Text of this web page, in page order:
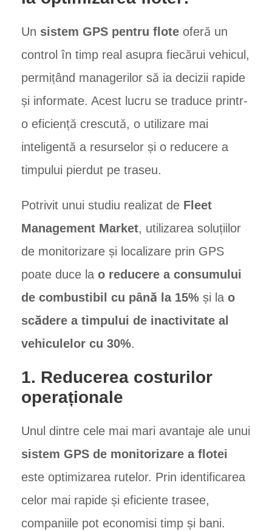
Un sistem GPS pentru flote oferă un
control în timp real asupra fiecărui vehicul,
permițând managerilor să ia decizii rapide
și informate. Acest lucru se traduce printr-
o eficiență crescută, o utilizare mai
inteligentă a resurselor și o reducere a
timpului pierdut pe traseu.
Potrivit unui studiu realizat de Fleet
Management Market, utilizarea soluțiilor
de monitorizare și localizare prin GPS
poate duce la o reducere a consumului
de combustibil cu până la 15% și la o
scădere a timpului de inactivitate al
vehiculelor cu 30%.
1. Reducerea costurilor
operaționale
Unul dintre cele mai mari avantaje ale unui
sistem GPS de monitorizare a flotei
este optimizarea rutelor. Prin identificarea
celor mai rapide și eficiente trasee,
companiile pot economisi timp și bani.